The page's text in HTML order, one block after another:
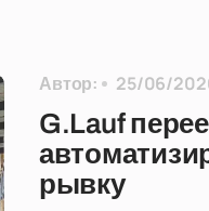
Автор: 25/06/
G.Lauf
рывку